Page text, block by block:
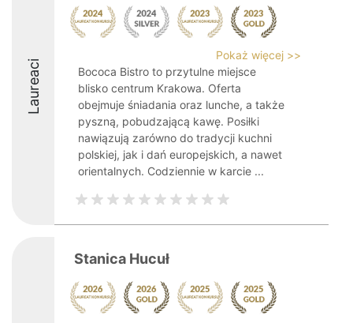
Laureaci
Pokaż więcej >>
Bococa Bistro to przytulne miejsce
blisko centrum Krakowa. Oferta
obejmuje śniadania oraz lunche, a także
pyszną, pobudzającą kawę. Posiłki
nawiązują zarówno do tradycji kuchni
polskiej, jak i dań europejskich, a nawet
orientalnych. Codziennie w karcie ...
Stanica Hucuł